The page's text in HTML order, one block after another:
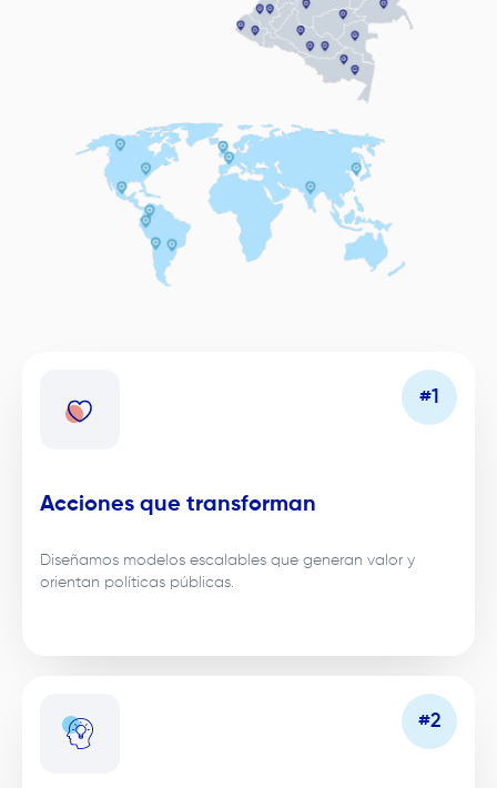
Acciones que transforman
Diseñamos modelos escalables que generan valor y
orientan políticas públicas.